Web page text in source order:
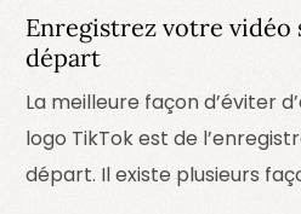
Enregistrez votre vidéo
départ
La meilleure façon d’éviter
logo TikTok est de
départ. Il existe plusieurs